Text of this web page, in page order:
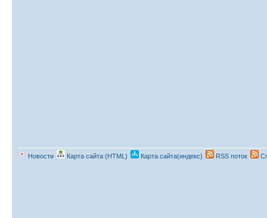
Новости Карта сайта (HTML) Карта сайта(индекс) RSS поток